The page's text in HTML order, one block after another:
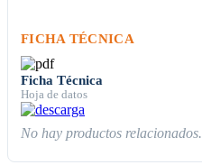
FICHA TÉCNICA
Ficha Técnica
Hoja de datos
No hay productos relacionados.